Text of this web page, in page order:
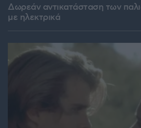
Δωρεάν αντικατάσταση των
με ηλεκτρικά